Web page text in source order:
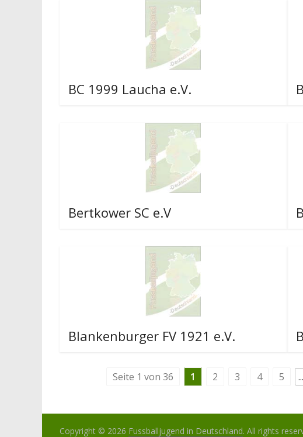
BC 1999 Laucha e.V.
Bertkower SC e.V
Blankenburger FV 1921 e.V.
Seite 1 von 36 1 2 3 4 5 ...
Copyright © 2026 Fussballjugend in Deutschland. All rights